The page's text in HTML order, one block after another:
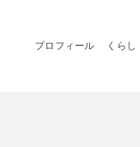
プロフィール くらし